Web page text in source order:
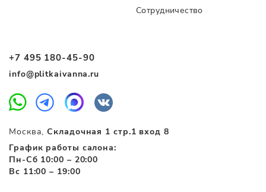
+7 495 180-45-90
info@plitkaivanna.ru
Москва,Складочная 1 стр.1 вход 8
График работы салона:
Пн-Сб 10:00 – 20:00
Вс 11:00 – 19:00
Сотрудничество